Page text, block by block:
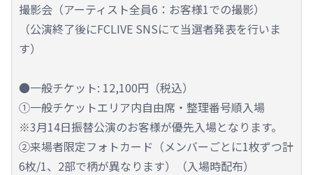
撮影会（アーティスト全員6：お客様1での撮影）
（公演終了後にFCLIVE SNSにて当選者発表を行いま
す）
●一般チケット: 12,100円（税込）
①一般チケットエリア内自由席・整理番号順入場
※3月14日振替公演のお客様が優先入場となります。
②来場者限定フォトカード（メンバーごとに1枚ずつ計
6枚/1、2部で柄が異なります）（入場時配布）